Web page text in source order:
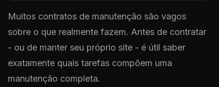
Muitos contratos de manutenção são vagos
sobre o que realmente fazem. Antes de contratar
- ou de manter seu próprio site - é útil saber
exatamente quais tarefas compõem uma
manutenção completa.